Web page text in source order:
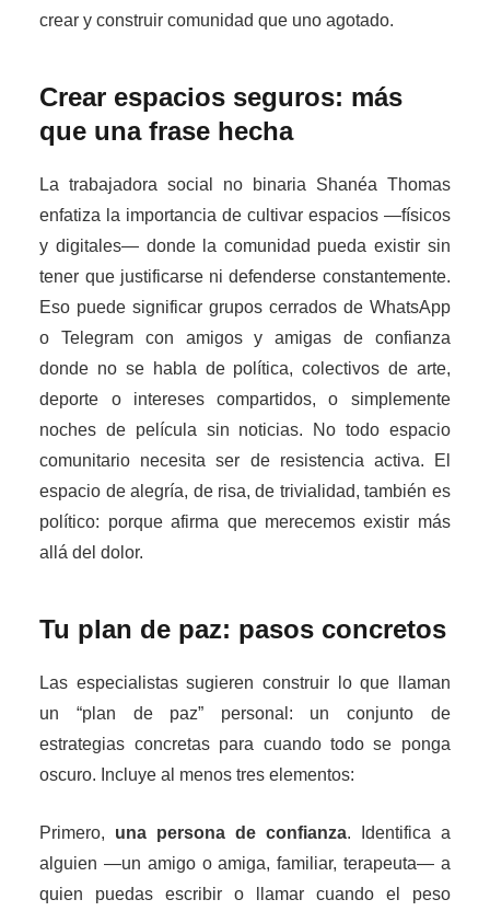
crear y construir comunidad que uno agotado.
Crear espacios seguros: más
que una frase hecha
La trabajadora social no binaria Shanéa Thomas
enfatiza la importancia de cultivar espacios —físicos
y digitales— donde la comunidad pueda existir sin
tener que justificarse ni defenderse constantemente.
Eso puede significar grupos cerrados de WhatsApp
o Telegram con amigos y amigas de confianza
donde no se habla de política, colectivos de arte,
deporte o intereses compartidos, o simplemente
noches de película sin noticias. No todo espacio
comunitario necesita ser de resistencia activa. El
espacio de alegría, de risa, de trivialidad, también es
político: porque afirma que merecemos existir más
allá del dolor.
Tu plan de paz: pasos concretos
Las especialistas sugieren construir lo que llaman
un “plan de paz” personal: un conjunto de
estrategias concretas para cuando todo se ponga
oscuro. Incluye al menos tres elementos:
Primero, una persona de confianza. Identifica a
alguien —un amigo o amiga, familiar, terapeuta— a
quien puedas escribir o llamar cuando el peso